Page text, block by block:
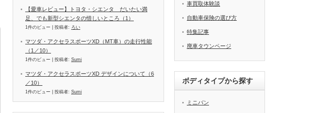
【愛車レビュー】トヨタ・シエンタ だいたい満
足、でも新型シエンタの惜しいところ（1）
1件のビュー 投稿者: ろい
マツダ・アクセラスポーツXD（MT車）の走行性能
（1／10）
1件のビュー 投稿者: Sumi
マツダ・アクセラスポーツXD デザインについて（6
／10）
1件のビュー 投稿者: Sumi
車買取体験談
自動車保険の選び方
特集記事
廃車タウンページ
ボディタイプから探す
ミニバン